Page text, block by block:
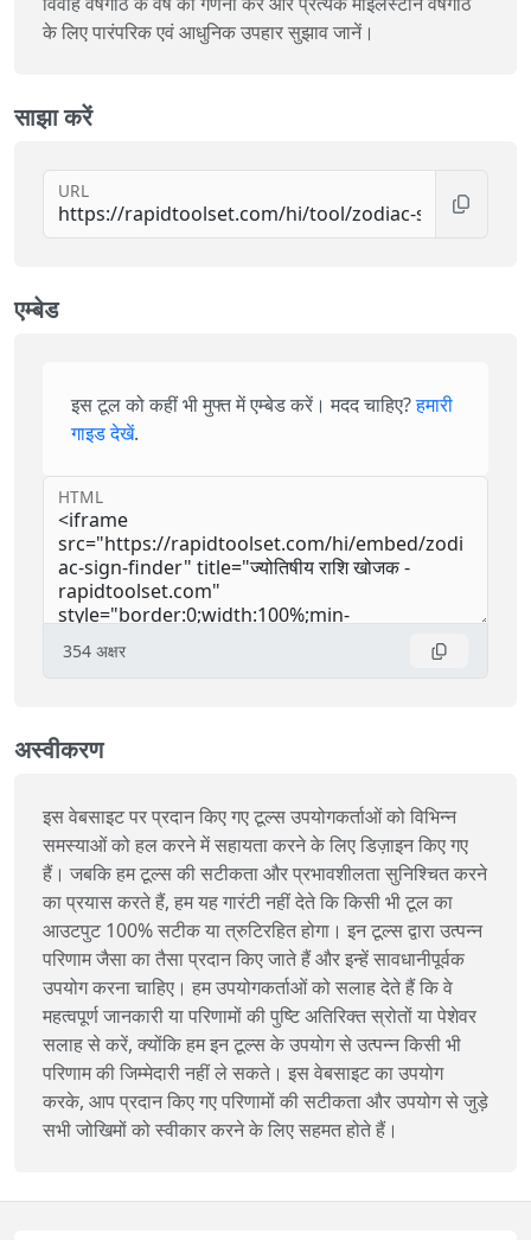
के लिए पारंपरिक एवं आधुनिक उपहार सुझाव जानें।
साझा करें
URL
एम्बेड
इस टूल को कहीं भी मुफ्त में एम्बेड करें। मदद चाहिए?हमारी
गाइड देखें.
HTML
354 अक्षर
अस्वीकरण
इस वेबसाइट पर प्रदान किए गए टूल्स उपयोगकर्ताओं को विभिन्न
समस्याओं को हल करने में सहायता करने के लिए डिज़ाइन किए गए
हैं। जबकि हम टूल्स की सटीकता और प्रभावशीलता सुनिश्चित करने
का प्रयास करते हैं, हम यह गारंटी नहीं देते कि किसी भी टूल का
आउटपुट 100% सटीक या त्रुटिरहित होगा। इन टूल्स द्वारा उत्पन्न
परिणाम जैसा का तैसा प्रदान किए जाते हैं और इन्हें सावधानीपूर्वक
उपयोग करना चाहिए। हम उपयोगकर्ताओं को सलाह देते हैं कि वे
महत्वपूर्ण जानकारी या परिणामों की पुष्टि अतिरिक्त स्रोतों या पेशेवर
सलाह से करें, क्योंकि हम इन टूल्स के उपयोग से उत्पन्न किसी भी
परिणाम की जिम्मेदारी नहीं ले सकते। इस वेबसाइट का उपयोग
करके, आप प्रदान किए गए परिणामों की सटीकता और उपयोग से जुड़े
सभी जोखिमों को स्वीकार करने के लिए सहमत होते हैं।